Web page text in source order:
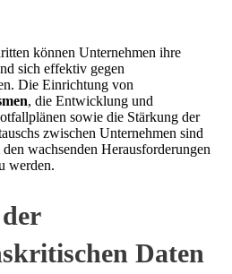
können Unternehmen ihre
sich effektiv gegen
Die Einrichtung von
, die Entwicklung und
sowie die Stärkung der
zwischen Unternehmen sind
wachsenden Herausforderungen
werden.
Daten